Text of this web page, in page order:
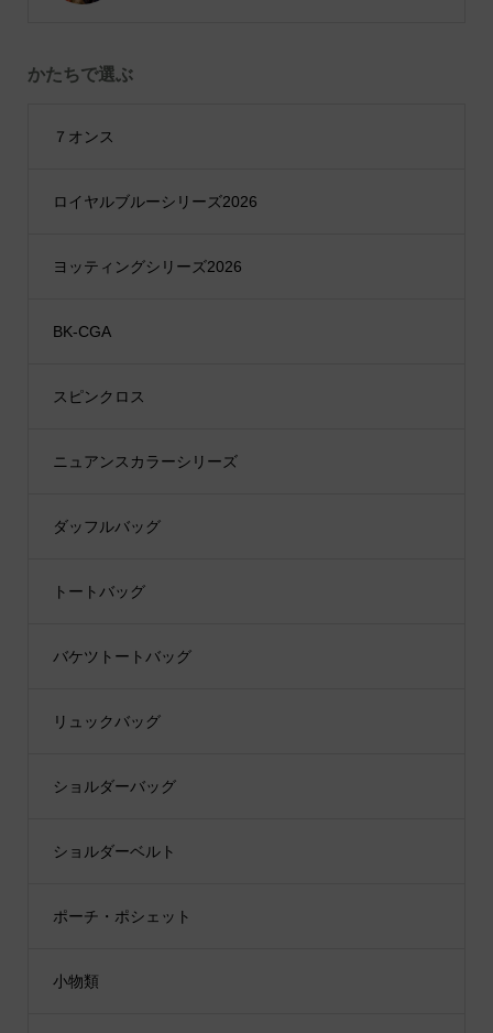
かたちで選ぶ
７オンス
ロイヤルブルーシリーズ2026
ヨッティングシリーズ2026
BK-CGA
スピンクロス
ニュアンスカラーシリーズ
ダッフルバッグ
トートバッグ
バケツトートバッグ
リュックバッグ
ショルダーバッグ
ショルダーベルト
ポーチ・ポシェット
小物類